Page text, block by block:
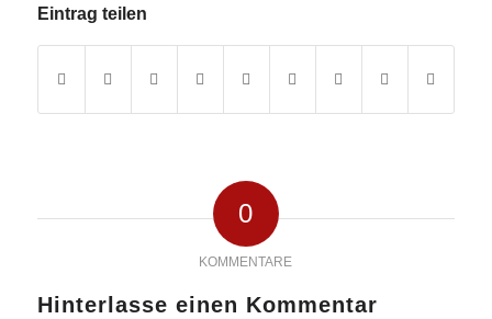
Eintrag teilen
0
KOMMENTARE
Hinterlasse einen Kommentar